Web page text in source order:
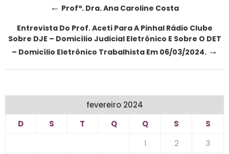
navigation
← Profª. Dra. Ana Caroline Costa
Entrevista Do Prof. Aceti Para A Pinhal Rádio Clube
Sobre DJE – Domicílio Judicial Eletrônico E Sobre O DET
– Domicílio Eletrônico Trabalhista Em 06/03/2024. →
fevereiro 2024
D
S T Q Q S
S
1
2 3